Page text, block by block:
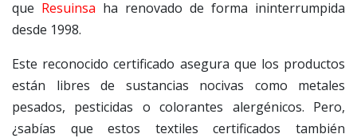
que Resuinsa ha renovado de forma ininterrumpida
desde 1998.
Este reconocido certificado asegura que los productos
están libres de sustancias nocivas como metales
pesados, pesticidas o colorantes alergénicos. Pero,
¿sabías que estos textiles certificados también